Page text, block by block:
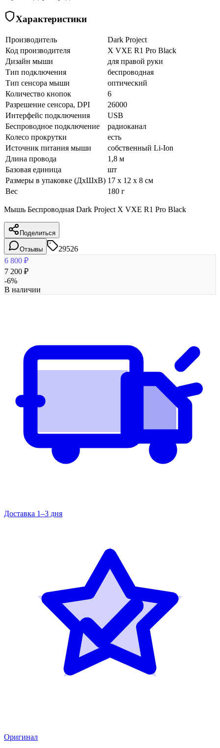
Характеристики
Производитель
Dark Project
Код производителя
X VXE R1 Pro Black
Дизайн мыши
для правой руки
Тип подключения
беспроводная
Тип сенсора мыши
оптический
Количество кнопок
6
Разрешение сенсора, DPI
26000
Интерфейс подключения
USB
Беспроводное подключение
радиоканал
Колесо прокрутки
есть
Источник питания мыши
собственный Li-Ion
Длина провода
1,8 м
Базовая единица
шт
Размеры в упаковке (ДхШхВ) 17 x 12 x 8 см
Вес
180 г
Мышь Беспроводная Dark Project X VXE R1 Pro Black
Поделиться
Отзывы
29526
6 800 ₽
7 200 ₽
-6%
В наличии
Доставка 1–3 дня
Оригинал